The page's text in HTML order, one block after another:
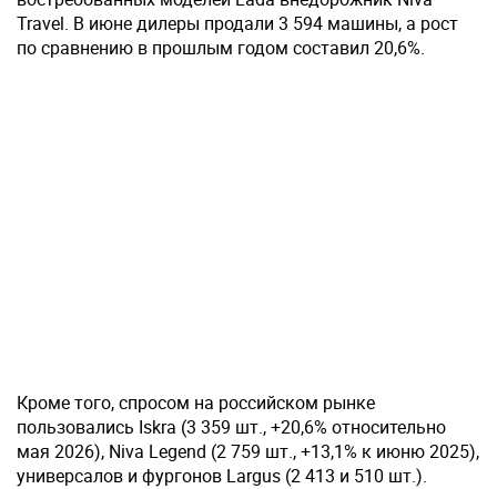
Travel. В июне дилеры продали 3 594 машины, а рост
по сравнению в прошлым годом составил 20,6%.
Кроме того, спросом на российском рынке
пользовались Iskra (3 359 шт., +20,6% относительно
мая 2026), Niva Legend (2 759 шт., +13,1% к июню 2025),
универсалов и фургонов Largus (2 413 и 510 шт.).